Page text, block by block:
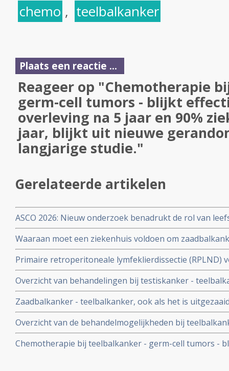
chemo , teelbalkanker
Plaats een reactie ...
Reageer op "Chemotherapie
germ-cell tumors - blijkt
overleving na 5 jaar en 90%
jaar, blijkt uit nieuwe
langjarige studie."
Gerelateerde artikelen
ASCO 2026: Nieuw onderzoek benadrukt de rol van
behandelstrategieën in de kankerzorg.
Waaraan moet een ziekenhuis voldoen om
behandelen? Zie hier de SONCOS normen
Primaire retroperitoneale lymfeklierdissectie (RPLND)
niet-feminomateuze kiemceltumoren chemotherapie
Overzicht van behandelingen bij testiskanker -
in het bloed als prognose op aanslaan van de
overleving
Zaadbalkanker - teelbalkanker, ook als het is
operatie plus chemo. Na 2 jaar was 98% nog kankervrij
Overzicht van de behandelmogelijkheden bij
Chemotherapie bij teelbalkanker - germ-cell tumors -